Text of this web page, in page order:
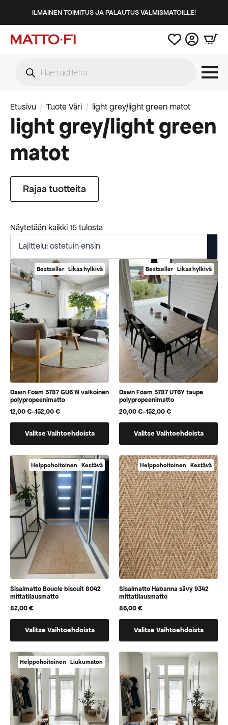
ILMAINEN TOIMITUS JA PALAUTUS VALMISMATOILLE!
search
Etusivu Tuote Väri light grey/light green matot
light grey/light green
matot
Rajaa tuotteita
Näytetään kaikki 15 tulostaSuosituimmat
Bestseller Likaa hylkivä
Dawn Foam 5787 GU6 W valkoinen
polypropeenimatto
12,00€–152,00€
Hintaluokka:
12,00 €
152,00 €
Valitse Vaihtoehdoista
useampi
muunnelma.
Voit
tehdä
valinnat
tuotteen
sivulla.
Bestseller Likaa hylkivä
Dawn Foam 5787 UT6Y taupe
polypropeenimatto
20,00€–152,00€
Hintaluokka:
20,00 €
152,00 €
Valitse Vaihtoehdoista
useampi
muunnelma.
Voit
tehdä
valinnat
tuotteen
sivulla.
Helppohoitoinen Kestävä
Sisalmatto Boucle biscuit 8042
mittatilausmatto
82,00€
Valitse Vaihtoehdoista
tuotteella
vaihtoehtoja,
jotka
voidaan
valita
tuotteen
sivulla
Helppohoitoinen Kestävä
Sisalmatto Habanna sävy 9342
mittatilausmatto
86,00€
Valitse Vaihtoehdoista
tuotteella
vaihtoehtoja,
jotka
voidaan
valita
tuotteen
sivulla
Helppohoitoinen Liukumaton